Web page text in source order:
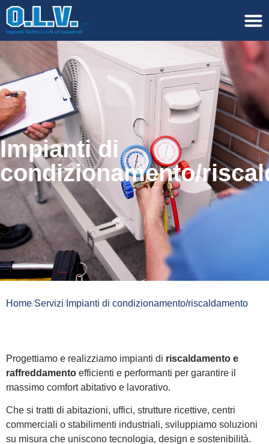
Impianti di
condizionamento/
Home/Servizi/ Impianti di condizionamento/riscaldamento
Progettiamo e realizziamo impianti di riscaldamento e
raffreddamento efficienti e performanti per garantire il
massimo comfort abitativo e lavorativo.
Che si tratti di abitazioni, uffici, strutture ricettive, centri
commerciali o stabilimenti industriali, sviluppiamo soluzioni
su misura che uniscono tecnologia, design e sostenibilità.